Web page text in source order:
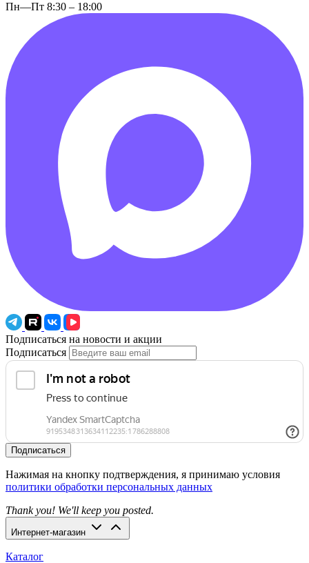
Пн—Пт 8:30 – 18:00
Подписаться на новости и акции
Подписаться
Подписаться
Нажимая на кнопку подтверждения, я принимаю условия
политики обработки персональных данных
Thank you! We'll keep you posted.
Интернет-магазин
Каталог